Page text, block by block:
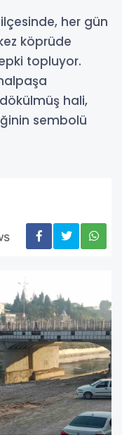
her gün
köprüde
topluyor.
hali,
sembolü